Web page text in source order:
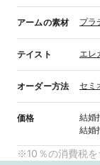
アームの素材 プラ
テイスト エレ
オーダー方法 セミ
価格 結婚
結婚
※10％の消費税を